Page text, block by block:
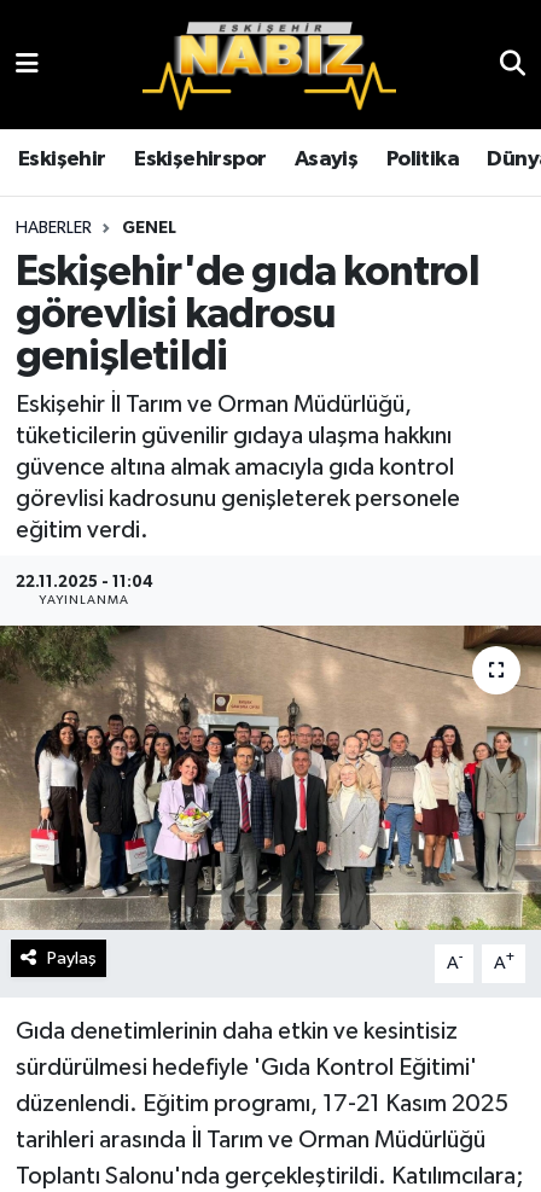
Eskişehir Eskişehirspor Asayiş Politika
HABERLER GENEL
Eskişehir'de gıda kontrol
görevlisi kadrosu
genişletildi
Eskişehir İl Tarım ve Orman Müdürlüğü,
tüketicilerin güvenilir gıdaya ulaşma hakkını
güvence altına almak amacıyla gıda kontrol
görevlisi kadrosunu genişleterek personele
eğitim verdi.
22.11.2025 - 11:04
YAYINLANMA
Paylaş A- A+
Gıda denetimlerinin daha etkin ve kesintisiz
sürdürülmesi hedefiyle 'Gıda Kontrol Eğitimi'
düzenlendi. Eğitim programı, 17-21 Kasım 2025
tarihleri arasında İl Tarım ve Orman Müdürlüğü
Toplantı Salonu'nda gerçekleştirildi. Katılımcılara;
Çevre
Eğitim
Ekonomi
Eskişehir
Eskişehirspor
Genel
Gündem
Kültür Sanat
Magazin
Politika
Sağlık
Spor
Teknoloji
Yurttan
Eskişehir Hava Durumu
Eskişehir Trafik Yoğunluk Haritası
Tüm Manşetler
Son Dakika Haberleri
Haber Arşivi